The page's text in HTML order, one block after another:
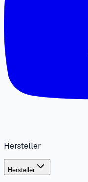
Hersteller
Hersteller